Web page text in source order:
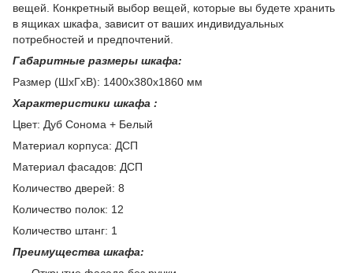
вещей. Конкретный выбор вещей, которые вы будете хранить
в ящиках шкафа, зависит от ваших индивидуальных
потребностей и предпочтений.
Габаритные размеры шкафа:
Размер (ШхГхВ): 1400х380х1860 мм
Характеристики шкафа :
Цвет: Дуб Сонома + Белый
Материал корпуса: ДСП
Материал фасадов: ДСП
Количество дверей: 8
Количество полок: 12
Количество штанг: 1
Преимущества шкафа: